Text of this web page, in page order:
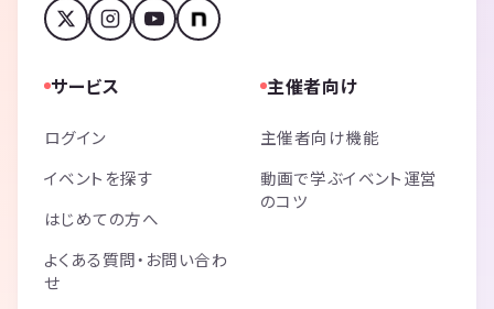
サービス
ログイン
イベントを探す
はじめての方へ
よくある質問・お問い合わ
せ
主催者向け
主催者向け機能
動画で学ぶイベント運営
のコツ